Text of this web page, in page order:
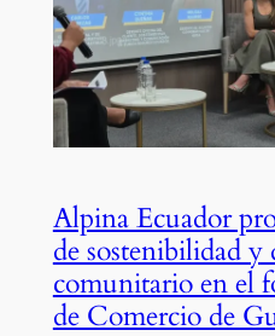
Alpina Ecuador
de sostenibilidad y
comunitario en el
de Comercio de